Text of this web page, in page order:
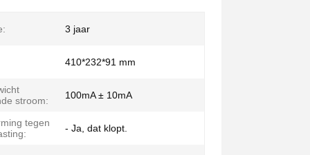
3 jaar
410*232*91 mm
stroom:
100mA ± 10mA
tegen
- Ja, dat klopt.